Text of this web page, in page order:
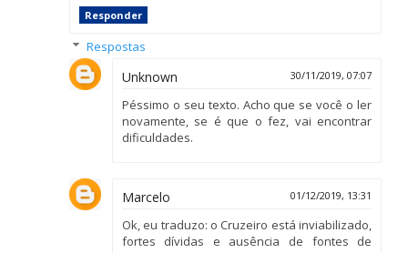
Responder
Respostas
Unknown 30/11/2019, 07:07
Péssimo o seu texto. Acho que se você o ler
novamente, se é que o fez, vai encontrar
dificuldades.
Marcelo 01/12/2019, 13:31
Ok, eu traduzo: o Cruzeiro está inviabilizado,
fortes dívidas e ausência de fontes de